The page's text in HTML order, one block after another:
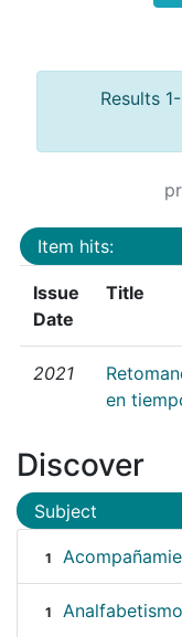
Results
Item hits:
Issue
Date
Title
2021
en
Discover
Subject
1
1